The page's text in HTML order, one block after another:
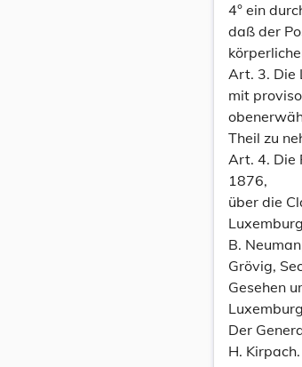
4° ein
daß der
Art. 3. Die
mit
Theil zu
Art. 4. Die
1876,
über die
B.
Grövig,
Gesehen
Der
H. Kirpach.